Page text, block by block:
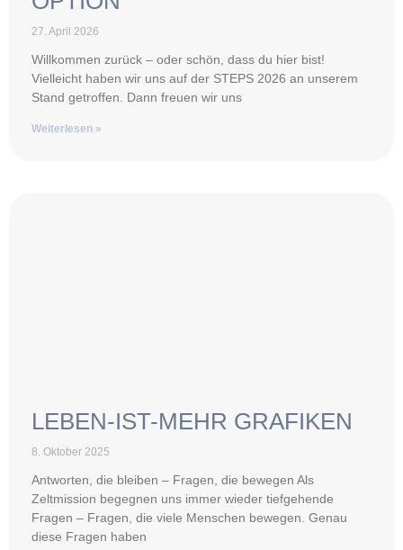
27. April 2026
Willkommen zurück – oder schön, dass du hier bist!
Vielleicht haben wir uns auf der STEPS 2026 an unserem
Stand getroffen. Dann freuen wir uns
Weiterlesen »
LEBEN-IST-MEHR GRAFIKEN
8. Oktober 2025
Antworten, die bleiben – Fragen, die bewegen Als
Zeltmission begegnen uns immer wieder tiefgehende
Fragen – Fragen, die viele Menschen bewegen. Genau
diese Fragen haben